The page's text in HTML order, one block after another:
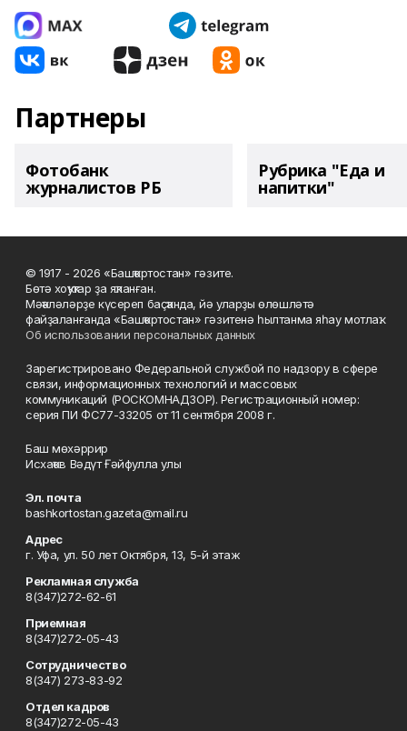
Партнеры
Фотобанк
журналистов РБ
Рубрика "Еда и
напитки"
© 1917 - 2026 «Башҡортостан» гәзите.
Бөтә хоҡуҡтар ҙа яҡланған.
Мәҡәләләрҙе күсереп баҫҡанда, йә уларҙы өлөшләтә
файҙаланғанда «Башҡортостан» гәзитенә һылтанма яһау мотлаҡ.
Об использовании персональных данных
Зарегистрировано Федеральной службой по надзору в сфере
связи, информационных технологий и массовых
коммуникаций (РОСКОМНАДЗОР). Регистрационный номер:
серия ПИ ФС77-33205 от 11 сентября 2008 г.
Баш мөхәррир
Исхаҡов Вәдүт Ғәйфулла улы
Эл. почта
bashkortostan.gazeta@mail.ru
Адрес
г. Уфа, ул. 50 лет Октября, 13, 5-й этаж
Рекламная служба
8(347)272-62-61
Приемная
8(347)272-05-43
Сотрудничество
8(347) 273-83-92
Отдел кадров
8(347)272-05-43